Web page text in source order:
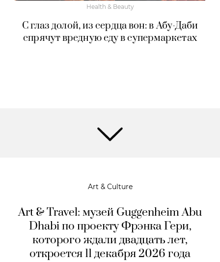
Health & Beauty
С глаз долой, из сердца вон: в Абу-Даби
спрячут вредную еду в супермаркетах
Art & Culture
Art & Travel: музей Guggenheim Abu
Dhabi по проекту Фрэнка Гери,
которого ждали двадцать лет,
откроется 11 декабря 2026 года